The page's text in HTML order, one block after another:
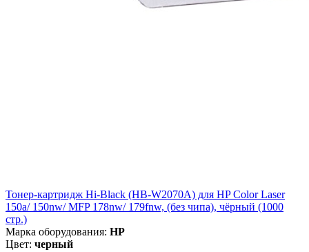
Тонер-картридж Hi-Black (HB-W2070A) для HP Color Laser
150a/ 150nw/ MFP 178nw/ 179fnw, (без чипа), чёрный (1000
стр.)
Марка оборудования: HP
Цвет: черный